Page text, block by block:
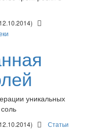
уникальных
Статьи